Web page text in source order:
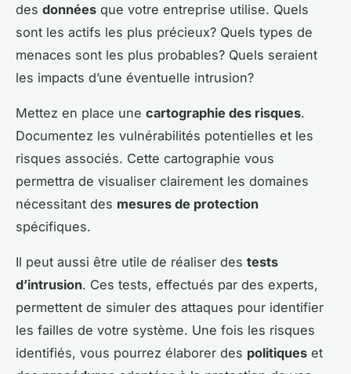
des données que votre entreprise utilise. Quels
sont les actifs les plus précieux? Quels types de
menaces sont les plus probables? Quels seraient
les impacts d’une éventuelle intrusion?
Mettez en place une cartographie des risques.
Documentez les vulnérabilités potentielles et les
risques associés. Cette cartographie vous
permettra de visualiser clairement les domaines
nécessitant des mesures de protection
spécifiques.
Il peut aussi être utile de réaliser des tests
d’intrusion. Ces tests, effectués par des experts,
permettent de simuler des attaques pour identifier
les failles de votre système. Une fois les risques
identifiés, vous pourrez élaborer des politiques et